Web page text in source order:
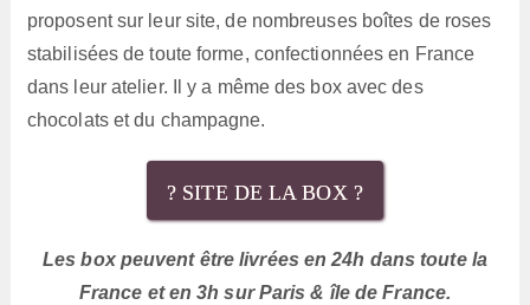
proposent sur leur site, de nombreuses boîtes de roses
stabilisées de toute forme, confectionnées en France
dans leur atelier. Il y a même des box avec des
chocolats et du champagne.
? SITE DE LA BOX ?
Les box peuvent être livrées en 24h dans toute la
France et en 3h sur Paris & île de France.